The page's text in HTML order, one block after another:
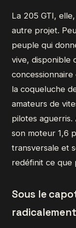
La 205 GTI,
autre projet.
peuple qui
vive, disponible
la coqueluche
amateurs de
pilotes aguerris.
son moteur 1,6
transversale et
redéfinit ce que
Sous le